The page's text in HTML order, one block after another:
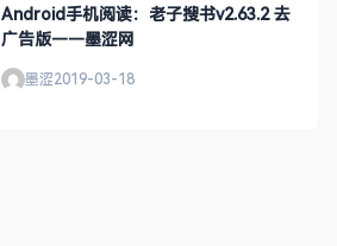
Android手机阅读：老子搜书v2.63.2 去
广告版——墨涩网
墨涩2019-03-18